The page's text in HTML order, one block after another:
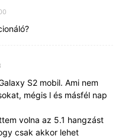
S2 mobil. Ami nem
mégis l és másfél nap
volna az 5.1 hangzást
csak akkor lehet